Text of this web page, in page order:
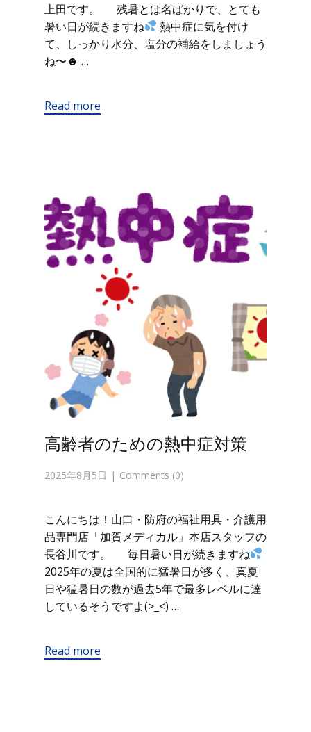
上田です。 残暑とは名ばかりで、とても
暑い日が続きますね
熱中症に気を付け
て、しっかり水分、塩分の補給をしましょう
ね〜☻ …
Read more
高齢者のための熱中症対策
2025年8月5日 Comments (0)
こんにちは！山口・防府の福祉用具・介護用
品専門店「加賀メディカル」本店スタッフの
長谷川です。 毎日暑い日が続きますね
2025年の夏は全国的に猛暑日が多く、真夏
日や猛暑日の数が過去5年で最多レベルに達
しているそうですよ(>_<) …
Read more